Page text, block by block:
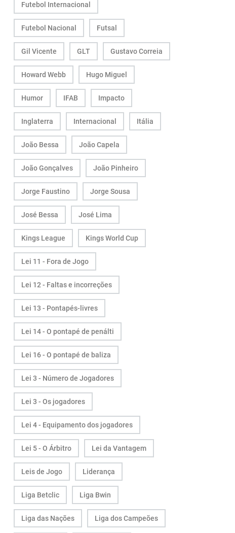
Futebol Internacional
Futebol Nacional Futsal
Gil Vicente GLT Gustavo Correia
Howard Webb Hugo Miguel
Humor IFAB Impacto
Inglaterra Internacional Itália
João Bessa João Capela
João Gonçalves João Pinheiro
Jorge Faustino Jorge Sousa
José Bessa José Lima
Kings League Kings World Cup
Lei 11 - Fora de Jogo
Lei 12 - Faltas e incorreções
Lei 13 - Pontapés-livres
Lei 14 - O pontapé de penálti
Lei 16 - O pontapé de baliza
Lei 3 - Número de Jogadores
Lei 3 - Os jogadores
Lei 4 - Equipamento dos jogadores
Lei 5 - O Árbitro Lei da Vantagem
Leis de Jogo Liderança
Liga Betclic Liga Bwin
Liga das Nações Liga dos Campeões